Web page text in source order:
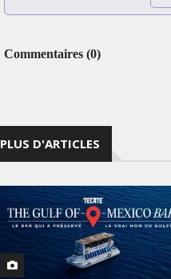
Commentaires (0)
PLUS D'ARTICLES